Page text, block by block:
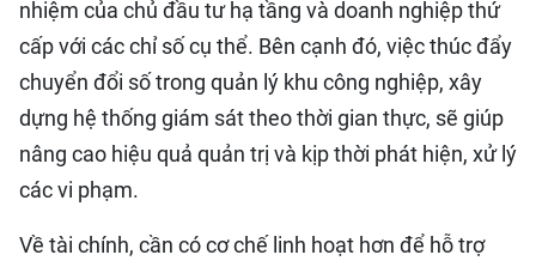
nhiệm của chủ đầu tư hạ tầng và doanh nghiệp thứ
cấp với các chỉ số cụ thể. Bên cạnh đó, việc thúc đẩy
chuyển đổi số trong quản lý khu công nghiệp, xây
dựng hệ thống giám sát theo thời gian thực, sẽ giúp
nâng cao hiệu quả quản trị và kịp thời phát hiện, xử lý
các vi phạm.
Về tài chính, cần có cơ chế linh hoạt hơn để hỗ trợ